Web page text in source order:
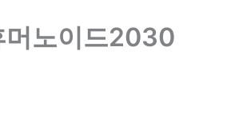
머노이드2030